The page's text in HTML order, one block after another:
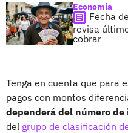
Economía
Fecha
revisa
cobrar
Tenga en cuenta que para
pagos con montos
dependerá del número
del grupo de clasificación